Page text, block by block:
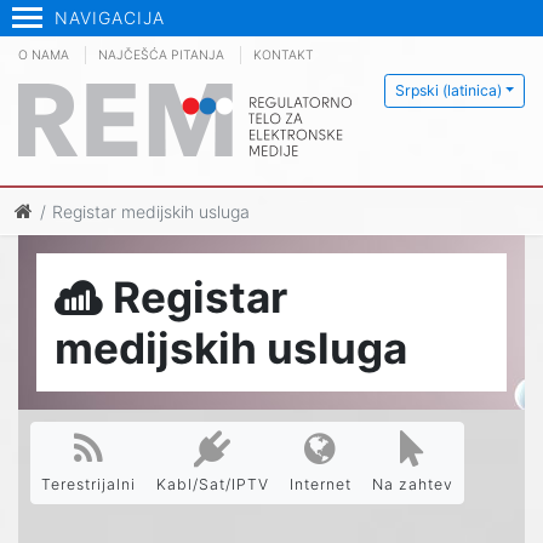
NAVIGACIJA
Srpski (latinica)
O NAMA NAJČEŠĆA PITANJA KONTAKT
Registar medijskih usluga
Registar
medijskih usluga
Terestrijalni Kabl/Sat/IPTV Internet Na zahtev